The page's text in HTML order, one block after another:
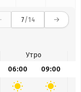
7/14
Утро
06:00 09:00